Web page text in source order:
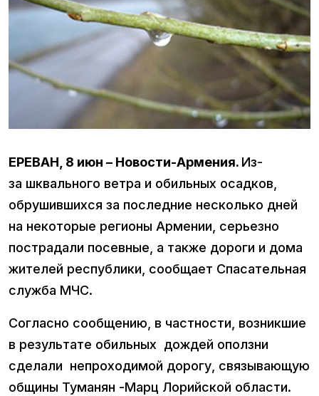
ЕРЕВАН, 8 июн – Новости-Армения. Из-
за шквального ветра и обильных осадков,
обрушившихся за последние несколько дней
на некоторые регионы Армении, серьезно
пострадали посевные, а также дороги и дома
жителей республики, сообщает Спасательная
служба МЧС.
Согласно сообщению, в частности, возникшие
в результате обильных дождей оползни
сделали непроходимой дорогу, связывающую
общины Туманян -Марц Лорийской области.